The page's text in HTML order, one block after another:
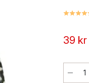
39 kr